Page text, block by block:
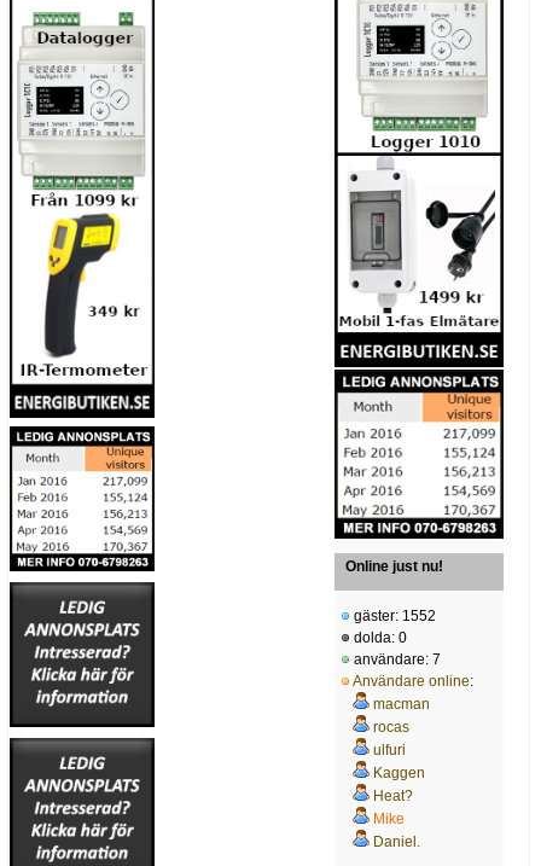
Online just nu!
gäster: 1552
dolda: 0
användare: 7
Användare online:
macman
rocas
ulfuri
Kaggen
Heat?
Mike
Daniel.